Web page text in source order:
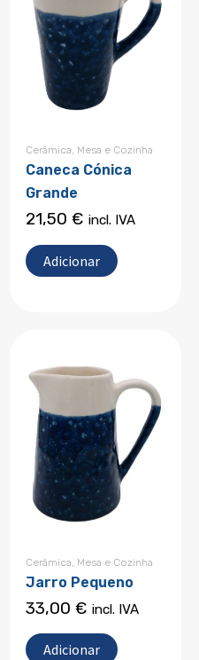
Cerâmica Mesa e Cozinha
Caneca Cónica
Grande
21,50 € incl. IVA
Adicionar
Cerâmica Mesa e Cozinha
Jarro Pequeno
33,00 € incl. IVA
Adicionar